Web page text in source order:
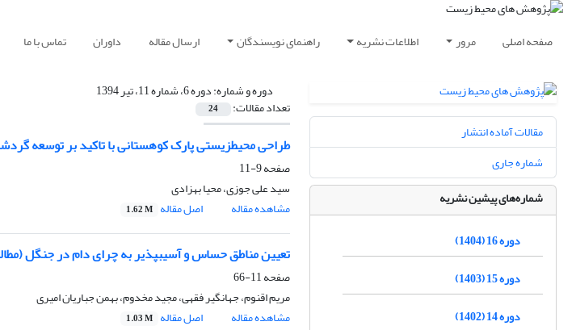
صفحه اصلی مرور اطلاعات نشریه راهنمای نویسندگان ارسال مقاله داوران تماس با ما
دوره و شماره:دوره 6، شماره 11، تیر 1394
تعداد مقالات: 24
طراحی محیطزیستی پارک کوهستانی با تاکید بر توسعه
صفحه9-11
سید علی جوزی، محیا بهزادی
مشاهده مقاله
اصل مقاله 1.62 M
تعیین مناطق حساس و آسیبپذیر به چرای دام در جنگل
صفحه11-66
مریم اقنوم، جهانگیر فقهی، مجید مخدوم، بهمن جباریان امیری
مشاهده مقاله
اصل مقاله 1.03 M
مقالات آماده انتشار
شماره جاری
شماره‌های پیشین نشریه
دوره 16 (1404)
دوره 15 (1403)
دوره 14 (1402)